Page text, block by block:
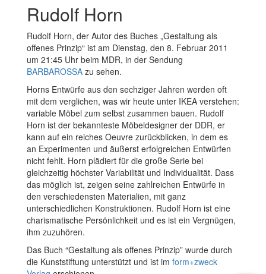
Rudolf Horn
Rudolf Horn, der Autor des Buches „Gestaltung als
offenes Prinzip“ ist am Dienstag, den 8. Februar 2011
um 21:45 Uhr beim MDR, in der Sendung
BARBAROSSA zu sehen.
Horns Entwürfe aus den sechziger Jahren werden oft
mit dem verglichen, was wir heute unter IKEA verstehen:
variable Möbel zum selbst zusammen bauen. Rudolf
Horn ist der bekannteste Möbeldesigner der DDR, er
kann auf ein reiches Oeuvre zurückblicken, in dem es
an Experimenten und äußerst erfolgreichen Entwürfen
nicht fehlt. Horn plädiert für die große Serie bei
gleichzeitig höchster Variabilität und Individualität. Dass
das möglich ist, zeigen seine zahlreichen Entwürfe in
den verschiedensten Materialien, mit ganz
unterschiedlichen Konstruktionen. Rudolf Horn ist eine
charismatische Persönlichkeit und es ist ein Vergnügen,
ihm zuzuhören.
Das Buch “Gestaltung als offenes Prinzip” wurde durch
die Kunststiftung unterstützt und ist im form+zweck